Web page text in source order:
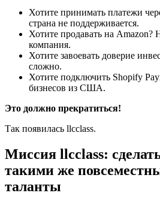
Хотите принимать платежи
страна не поддерживается.
Хотите продавать на Amazon?
компания.
Хотите завоевать доверие
сложно.
Хотите подключить Shopify
бизнесов из США.
Это должно прекратиться!
Так появилась llcclass.
Миссия llcclass:
такими же
таланты